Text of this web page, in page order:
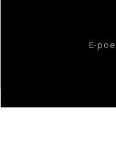
E-